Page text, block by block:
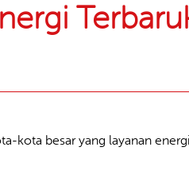
kota besar yang layanan